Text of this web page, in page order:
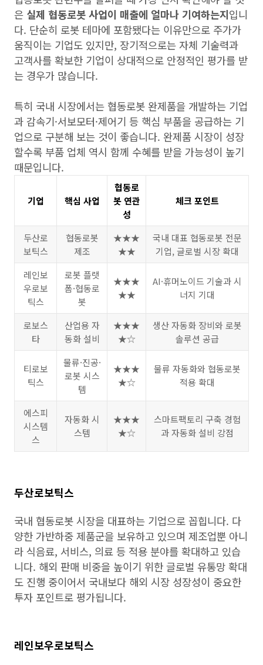
은 실제 협동로봇 사업이 매출에 얼마나 기여하는지입니
다. 단순히 로봇 테마에 포함됐다는 이유만으로 주가가
움직이는 기업도 있지만, 장기적으로는 자체 기술력과
고객사를 확보한 기업이 상대적으로 안정적인 평가를 받
는 경우가 많습니다.
특히 국내 시장에서는 협동로봇 완제품을 개발하는 기업
과 감속기·서보모터·제어기 등 핵심 부품을 공급하는 기
업으로 구분해 보는 것이 좋습니다. 완제품 시장이 성장
할수록 부품 업체 역시 함께 수혜를 받을 가능성이 높기
때문입니다.
기업 핵심 사업
협동로
봇 연관
성
체크 포인트
두산로
보틱스
협동로봇
제조
★★★
★★
국내 대표 협동로봇 전문
기업, 글로벌 시장 확대
레인보
우로보
틱스
로봇 플랫
폼·협동로
봇
★★★
★★
AI·휴머노이드 기술과 시
너지 기대
로보스
타
산업용 자
동화 설비
★★★
★☆
생산 자동화 장비와 로봇
솔루션 공급
티로보
틱스
물류·진공·
로봇 시스
템
★★★
★☆
물류 자동화와 협동로봇
적용 확대
에스피
시스템
스
자동화 시
스템
★★★
★☆
스마트팩토리 구축 경험
과 자동화 설비 강점
두산로보틱스
국내 협동로봇 시장을 대표하는 기업으로 꼽힙니다. 다
양한 가반하중 제품군을 보유하고 있으며 제조업뿐 아니
라 식음료, 서비스, 의료 등 적용 분야를 확대하고 있습
니다. 해외 판매 비중을 높이기 위한 글로벌 유통망 확대
도 진행 중이어서 국내보다 해외 시장 성장성이 중요한
투자 포인트로 평가됩니다.
레인보우로보틱스